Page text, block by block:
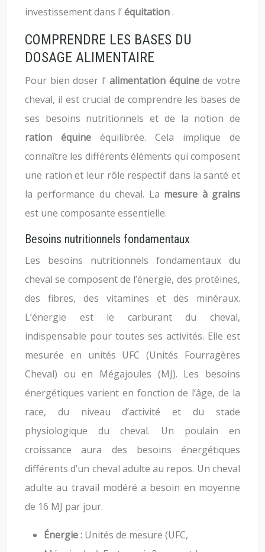
investissement dans l’équitation.
COMPRENDRE LES BASES DU
DOSAGE ALIMENTAIRE
Pour bien doser l’ alimentation équinede votre
cheval, il est crucial de comprendre les bases de
ses besoins nutritionnels et de la notion de
ration équine équilibrée. Cela implique de
connaître les différents éléments qui composent
une ration et leur rôle respectif dans la santé et
la performance du cheval. La mesure à grains
est une composante essentielle.
Besoins nutritionnels fondamentaux
Les besoins nutritionnels fondamentaux du
cheval se composent de l’énergie, des protéines,
des fibres, des vitamines et des minéraux.
L’énergie est le carburant du cheval,
indispensable pour toutes ses activités. Elle est
mesurée en unités UFC (Unités Fourragères
Cheval) ou en Mégajoules (MJ). Les besoins
énergétiques varient en fonction de l’âge, de la
race, du niveau d’activité et du stade
physiologique du cheval. Un poulain en
croissance aura des besoins énergétiques
différents d’un cheval adulte au repos. Un cheval
adulte au travail modéré a besoin en moyenne
de 16 MJ par jour.
Énergie : Unités de mesure (UFC,